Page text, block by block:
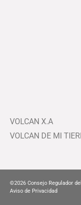
VOLCAN X.A
VOLCAN DE MI
©2026 Consejo Regulador
Aviso de Privacidad